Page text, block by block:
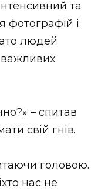
та
фотографій і
людей
важливих
– спитав
свій гнів.
головою.
нас не